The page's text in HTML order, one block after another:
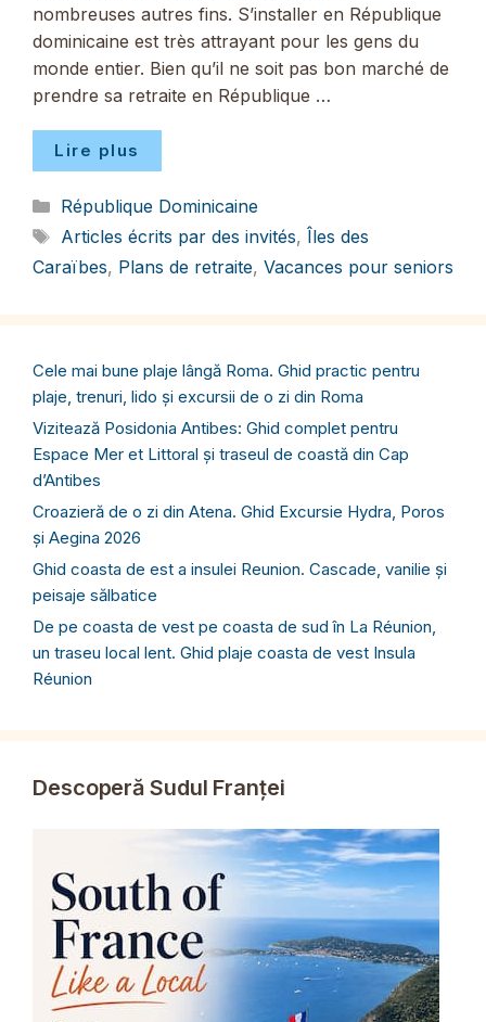
nombreuses autres fins. S’installer en République
dominicaine est très attrayant pour les gens du
monde entier. Bien qu’il ne soit pas bon marché de
prendre sa retraite en République …
Lire plus
Catégories
République Dominicaine
Étiquettes
Articles écrits par des invités, Îles des
Caraïbes, Plans de retraite, Vacances pour seniors
Cele mai bune plaje lângă Roma. Ghid practic pentru
plaje, trenuri, lido și excursii de o zi din Roma
Vizitează Posidonia Antibes: Ghid complet pentru
Espace Mer et Littoral și traseul de coastă din Cap
d’Antibes
Croazieră de o zi din Atena. Ghid Excursie Hydra, Poros
și Aegina 2026
Ghid coasta de est a insulei Reunion. Cascade, vanilie și
peisaje sălbatice
De pe coasta de vest pe coasta de sud în La Réunion,
un traseu local lent. Ghid plaje coasta de vest Insula
Réunion
Descoperă Sudul Franței